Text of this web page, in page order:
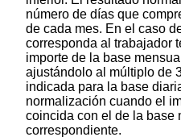
número de días que
de cada mes. En el caso
corresponda al trabajador
importe de la base
ajustándolo al múltiplo de
indicada para la base
normalización cuando el
coincida con el de la base
correspondiente.